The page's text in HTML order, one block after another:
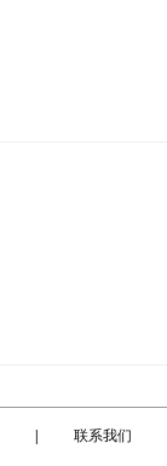
| 联系我们